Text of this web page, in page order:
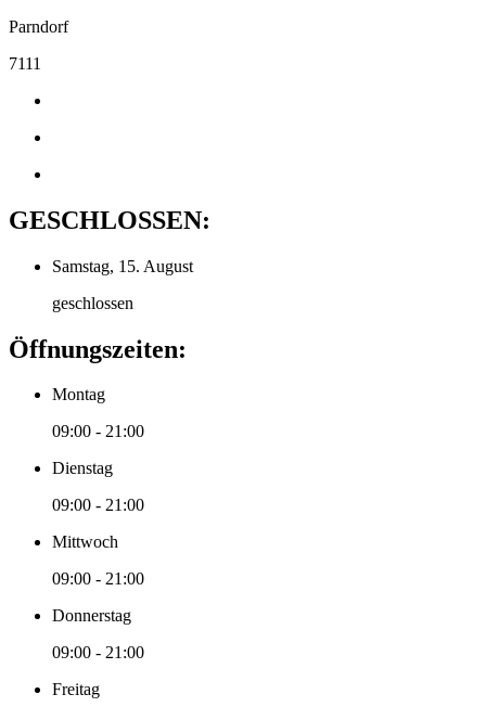
Parndorf
7111
GESCHLOSSEN:
Samstag, 15. August
geschlossen
Öffnungszeiten:
Montag
09:00 - 21:00
Dienstag
09:00 - 21:00
Mittwoch
09:00 - 21:00
Donnerstag
09:00 - 21:00
Freitag